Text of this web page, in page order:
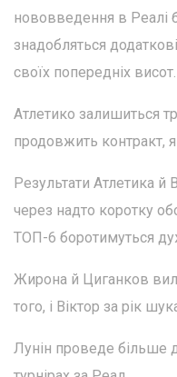
нововведення в Реалі
знадобляться
своїх попередніх висот.
Атлетико залишиться
продовжить контракт,
Результати Атлетика й
через надто коротку
ТОП-6 боротимуться
Жирона й Циганков
того, і Віктор за рік
Лунін проведе більше